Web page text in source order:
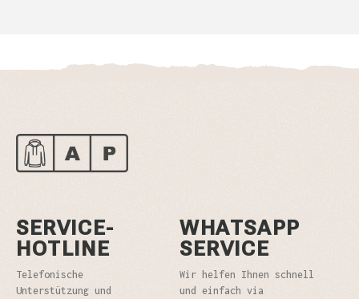
SERVICE-
HOTLINE
Telefonische
Unterstützung und
WHATSAPP
SERVICE
Wir helfen Ihnen schnell
und einfach via